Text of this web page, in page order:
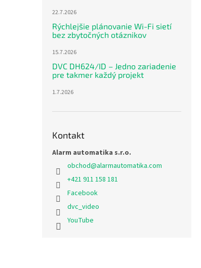
22.7.2026
Rýchlejšie plánovanie Wi-Fi sietí
bez zbytočných otáznikov
15.7.2026
DVC DH624/ID – Jedno zariadenie
pre takmer každý projekt
1.7.2026
Kontakt
Alarm automatika s.r.o.
obchod@alarmautomatika.com
+421 911 158 181
Facebook
dvc_video
YouTube